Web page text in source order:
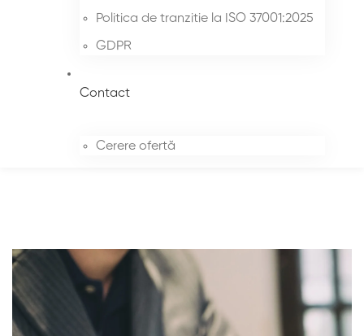
Politica de tranzitie la ISO 37001:2025
GDPR
Contact
Cerere ofertă
Cerere
de